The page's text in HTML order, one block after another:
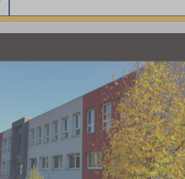
Olomouc (1)
Ostrava-město (1)
Pelhřimov (1)
Plzeň-město (1)